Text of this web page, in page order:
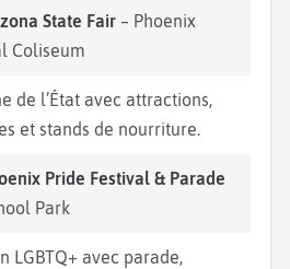
State Fair – Phoenix
Coliseum
de l’État avec attractions,
et stands de nourriture.
Pride Festival & Parade
Park
LGBTQ+ avec parade,